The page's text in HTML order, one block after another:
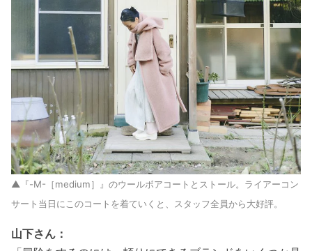
▲『-M-［medium］』のウールボアコートとストール。ライアーコン
サート当日にこのコートを着ていくと、スタッフ全員から大好評。
山下さん：